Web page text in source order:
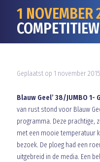
1 NOVEMBER
Geplaatst op 1 november 2015
Blauw Geel’ 38/JUMBO 1-
van rust stond voor Blauw
programma. Deze prachtige,
met een mooie temperatuur
bezoek. De ploeg had een
uitgebreid in de media. Een